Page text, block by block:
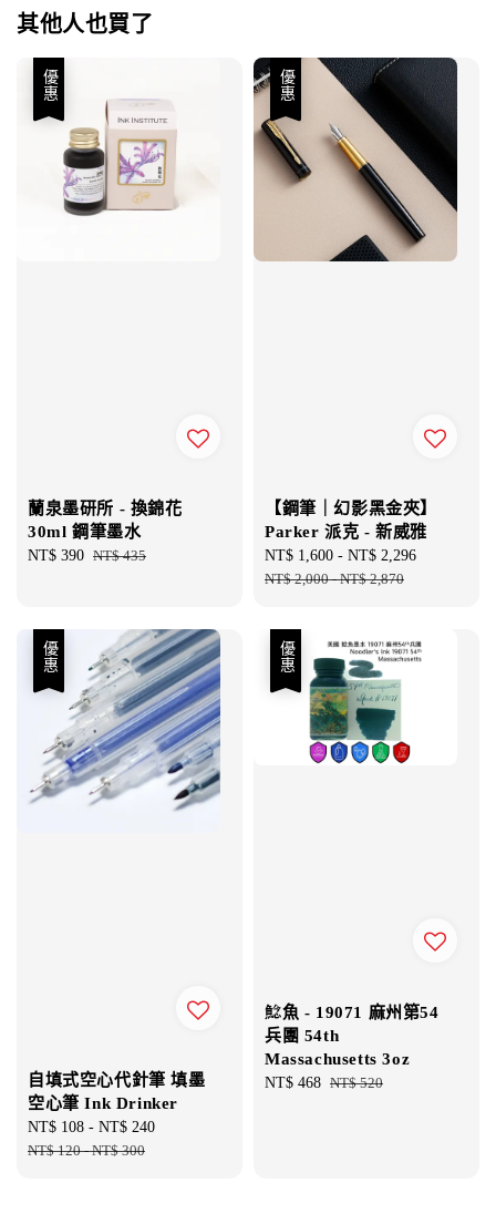
其他人也買了
優惠
蘭泉墨研所 - 換錦花
30ml 鋼筆墨水
Sale
NT$ 390 Regular
NT$ 435
優惠
【鋼筆｜幻影黑金夾】
Parker 派克 - 新威雅
Sale
price
NT$ 1,600 - NT$ 2,296
NT$ 2,000-NT$ 2,870
優惠
自填式空心代針筆 填墨
空心筆 Ink Drinker
Sale
price
NT$ 108 - NT$ 240
NT$ 120-NT$ 300
優惠
鯰魚 - 19071 麻州第54
兵團 54th
Massachusetts 3oz
Sale
NT$ 468 Regular
NT$ 520